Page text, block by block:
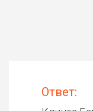
Ответ: